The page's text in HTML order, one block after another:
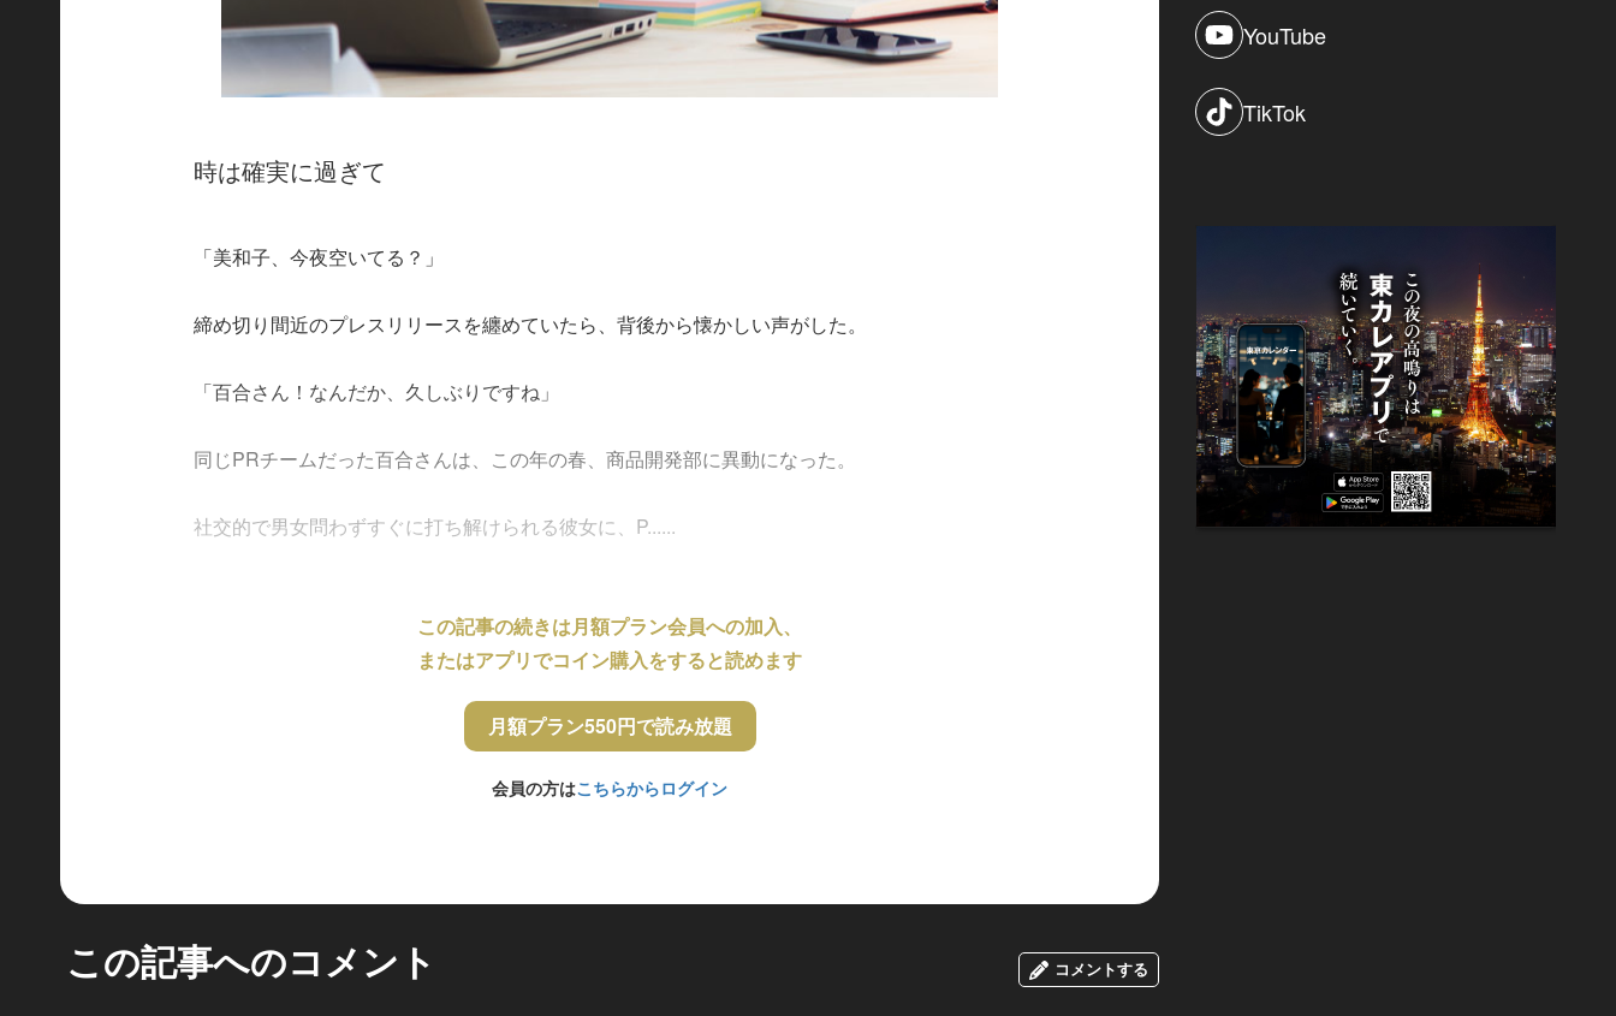
時は確実に過ぎて
「美和子、今夜空いてる？」
締め切り間近のプレスリリースを纏めていたら、背後から懐かしい声がした。
「百合さん！なんだか、久しぶりですね」
同じPRチームだった百合さんは、この年の春、商品開発部に異動になった。
社交的で男女問わずすぐに打ち解けられる彼女に、P......
この記事の続きは月額プラン会員への加入、
またはアプリでコイン購入をすると読めます
月額プラン550円で読み放題
会員の方はこちらからログイン
この記事へのコメント コメントする
YouTube
TikTok